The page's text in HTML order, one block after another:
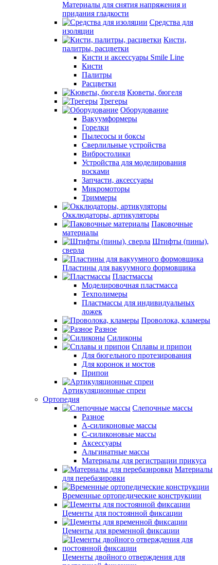
Материалы для снятия напряжения и
придания гладкости
Средства для
изоляции
Кисти,
палитры, расцветки
Кисти и аксессуары Smile Line
Кисти
Палитры
Расцветки
Кюветы, бюгеля
Трегеры
Оборудование
Вакуумформеры
Горелки
Пылесосы и боксы
Сверлильные устройства
Вибростолики
Устройства для моделирования
восками
Запчасти, аксессуары
Микромоторы
Триммеры
Окклюдаторы, артикуляторы
Паковочные
материалы
Штифты (пины),
сверла
Пластины для вакуумного формовщика
Пластмассы
Моделировочная пластмасса
Техполимеры
Пластмассы для индивидуальных
ложек
Проволока, кламеры
Разное
Силиконы
Сплавы и припои
Для бюгельного протезирования
Для коронок и мостов
Припои
Артикуляционные спреи
Ортопедия
Слепочные массы
Разное
А-силиконовые массы
С-силиконовые массы
Аксессуары
Альгинатные массы
Материалы для регистрации прикуса
Материалы
для перебазировки
Временные ортопедические конструкции
Цементы для постоянной фиксации
Цементы для временной фиксации
Цементы двойного отверждения для